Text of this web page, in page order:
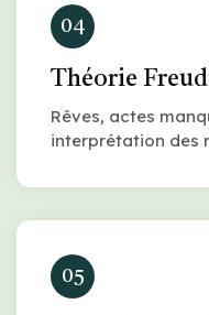
04
Théorie
Rêves, actes
interprétation des
05